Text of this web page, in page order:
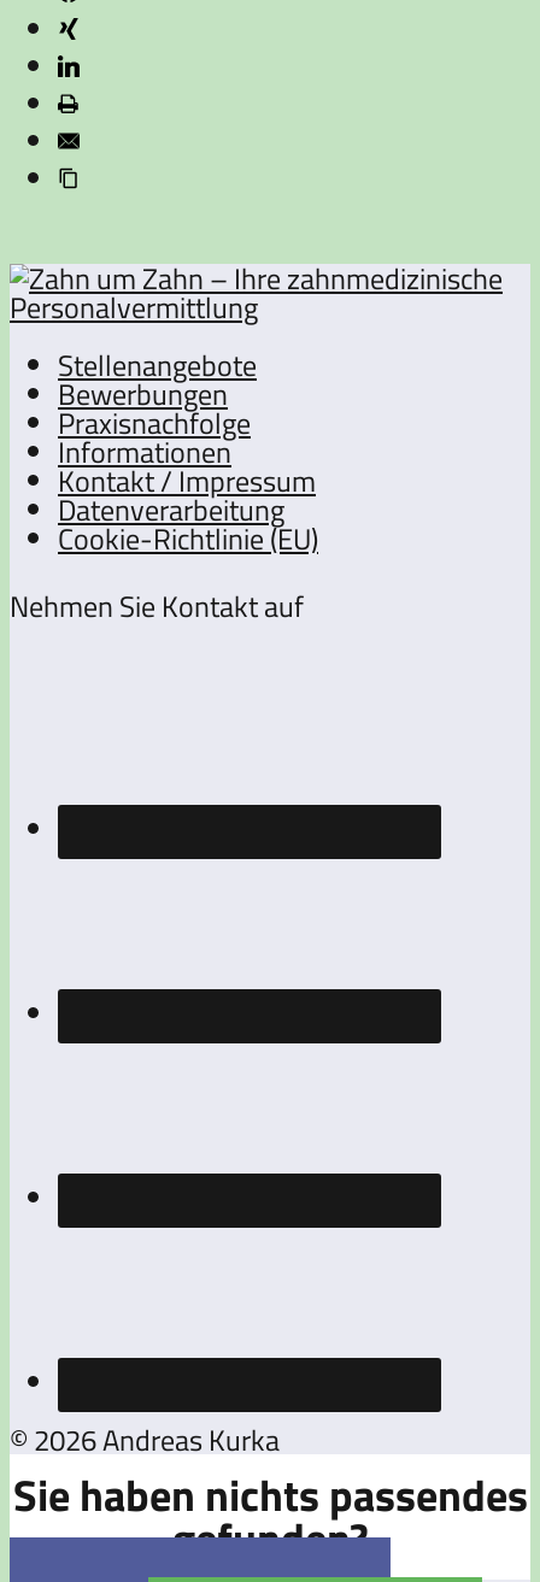
Stellenangebote
Bewerbungen
Praxisnachfolge
Informationen
Kontakt / Impressum
Datenverarbeitung
Cookie-Richtlinie (EU)
Nehmen Sie Kontakt auf
© 2026 Andreas Kurka
Sie haben nichts passendes
gefunden?